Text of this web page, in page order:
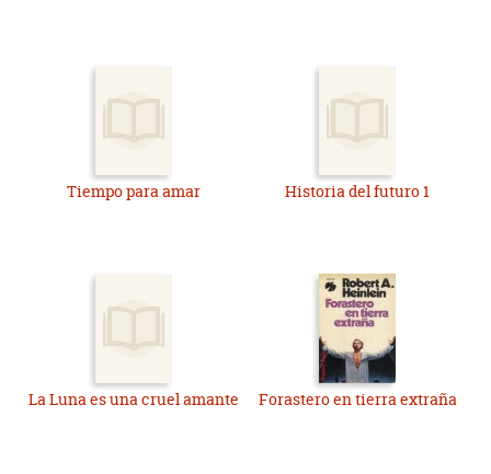
Tiempo para amar Historia del futuro 1
La Luna es una cruel amante Forastero en tierra extraña